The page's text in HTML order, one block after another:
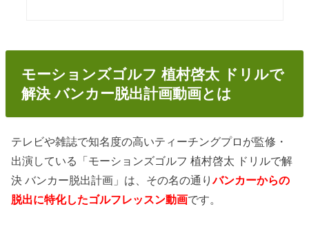
モーションズゴルフ 植村啓太 ドリルで
解決 バンカー脱出計画動画とは
テレビや雑誌で知名度の高いティーチングプロが監修・
出演している「モーションズゴルフ 植村啓太 ドリルで解
決 バンカー脱出計画」は、その名の通りバンカーからの
脱出に特化したゴルフレッスン動画です。